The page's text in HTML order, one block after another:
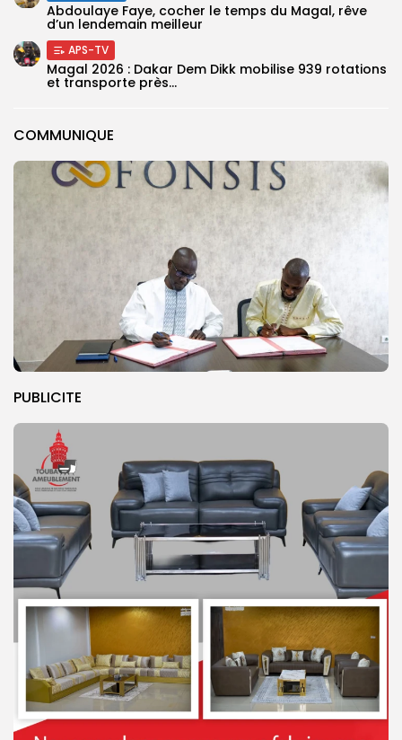
COMMUNIQUE
PUBLICITE
Abdoulaye Faye, cocher le temps du Magal, rêve
d’un lendemain meilleur
APS-TV
Magal 2026 : Dakar Dem Dikk mobilise 939 rotations
et transporte près...